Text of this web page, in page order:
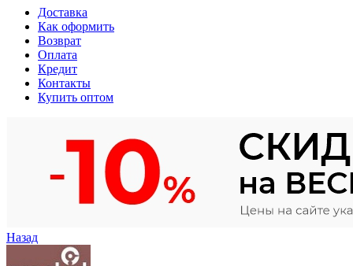
Доставка
Как оформить
Возврат
Оплата
Кредит
Контакты
Купить оптом
Назад